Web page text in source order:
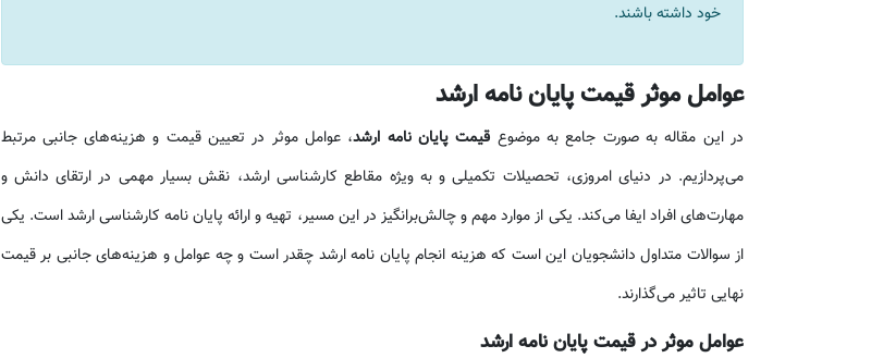
خود داشته باشند.
عوامل موثر قیمت پایان نامه ارشد
در این مقاله به صورت جامع به موضوع قیمت پایان نامه ارشد، عوامل موثر در تعیین قیمت و هزینه‌های جانبی مرتبط
می‌پردازیم. در دنیای امروزی، تحصیلات تکمیلی و به ویژه مقاطع کارشناسی ارشد، نقش بسیار مهمی در ارتقای دانش و
مهارت‌های افراد ایفا می‌کند. یکی از موارد مهم و چالش‌برانگیز در این مسیر، تهیه و ارائه پایان نامه کارشناسی ارشد است. یکی
از سوالات متداول دانشجویان این است که هزینه انجام پایان نامه ارشد چقدر است و چه عوامل و هزینه‌های جانبی بر قیمت
نهایی تاثیر می‌گذارند.
عوامل موثر در قیمت پایان نامه ارشد